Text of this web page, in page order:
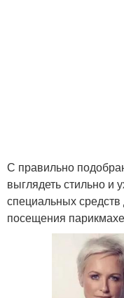
С правильно
выглядеть стильно и
специальных
посещения